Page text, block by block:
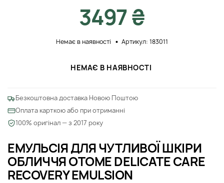
ЕМУЛЬСІЯ ДЛЯ ЧУТЛИВОЇ ​​ШКІРИ
ОБЛИЧЧЯ OTOME DELICATE CARE
RECOVERY EMULSION
3497 ₴
Немає в наявності Артикул: 183011
НЕМАЄ В НАЯВНОСТІ
Безкоштовна доставка Новою Поштою
Оплата карткою або при отриманні
100% оригінал — з 2017 року